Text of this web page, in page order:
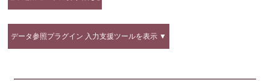
データ参照プラグイン 入力支援ツールを表示 ▼